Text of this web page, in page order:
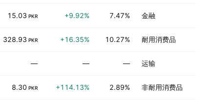
15.03 PKR +9.92% 7.47% 金融
328.93 PKR +16.35% 10.27% 耐用消费品
— — — 运输
8.30 PKR +114.13% 2.89% 非耐用消费品